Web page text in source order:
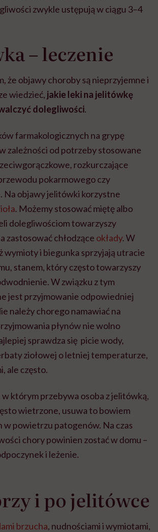
zwykle ustępują w ciągu 3–4
– leczenie
że objawy choroby są nieprzyjemne i
wiedzieć, jakie leki na jelitówkę
dolegliwości.
farmakologicznych na grypę
zależności od potrzeby stosowane
rozkurczające
pokarmowego czy
Na objawy jelitówki korzystne
. Możemy stosować miętę albo
dolegliwościom towarzyszy
zastosować chłodzące okłady. W
wymioty i biegunka sprzyjają utracie
stanem, który często towarzyszy
W związku z tym
jest przyjmowanie odpowiedniej
należy chorego namawiać na
płynów nie wolno
sprawdza się picie wody,
ziołowej o letniej temperaturze,
ale często.
w którym przebywa osoba z jelitówką,
wietrzone, usuwa to bowiem
w powietrzu patogenów. Na czas
chory powinien zostać w domu –
i leżenie.
i po jelitówce
brzucha, nudnościami i wymiotami,